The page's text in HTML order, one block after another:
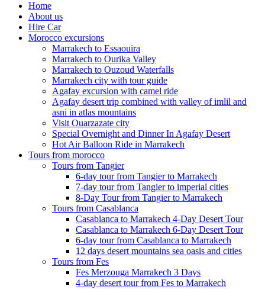
Home
About us
Hire Car
Morocco excursions
Marrakech to Essaouira
Marrakech to Ourika Valley
Marrakech to Ouzoud Waterfalls
Marrakech city with tour guide
Agafay excursion with camel ride
Agafay desert trip combined with valley of imlil and
asni in atlas mountains
Visit Ouarzazate city
Special Overnight and Dinner In Agafay Desert
Hot Air Balloon Ride in Marrakech
Tours from morocco
Tours from Tangier
6-day tour from Tangier to Marrakech
7-day tour from Tangier to imperial cities
8-Day Tour from Tangier to Marrakech
Tours from Casablanca
Casablanca to Marrakech 4-Day Desert Tour
Casablanca to Marrakech 6-Day Desert Tour
6-day tour from Casablanca to Marrakech
12 days desert mountains sea oasis and cities
Tours from Fes
Fes Merzouga Marrakech 3 Days
4-day desert tour from Fes to Marrakech